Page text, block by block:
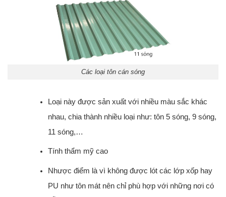
Các loại tôn cán sóng
Loại này được sản xuất với nhiều màu sắc khác
nhau, chia thành nhiều loại như: tôn 5 sóng, 9 sóng,
11 sóng,…
Tính thẩm mỹ cao
Nhược điểm là vì không được lót các lớp xốp hay
PU như tôn mát nên chỉ phù hợp với những nơi có